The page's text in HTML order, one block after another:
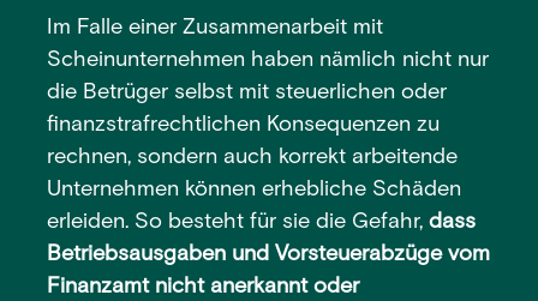
Im Falle einer Zusammenarbeit mit
Scheinunternehmen haben nämlich nicht nur
die Betrüger selbst mit steuerlichen oder
finanzstrafrechtlichen Konsequenzen zu
rechnen, sondern auch korrekt arbeitende
Unternehmen können erhebliche Schäden
erleiden. So besteht für sie die Gefahr,dass
Betriebsausgaben und Vorsteuerabzüge vom
Finanzamt nicht anerkannt oder